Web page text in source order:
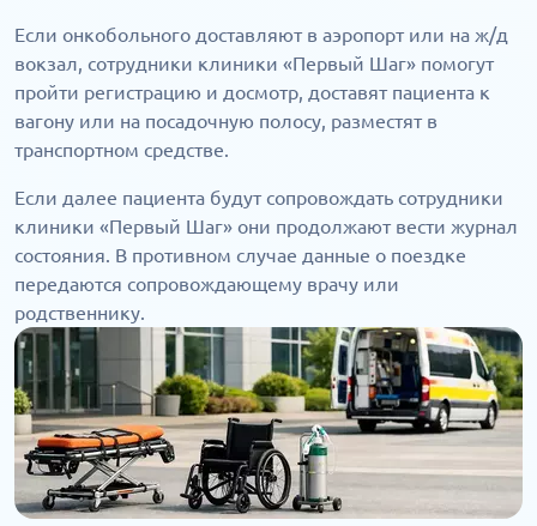
Если онкобольного доставляют в аэропорт или на ж/д
вокзал, сотрудники клиники «Первый Шаг» помогут
пройти регистрацию и досмотр, доставят пациента к
вагону или на посадочную полосу, разместят в
транспортном средстве.
Если далее пациента будут сопровождать сотрудники
клиники «Первый Шаг» они продолжают вести журнал
состояния. В противном случае данные о поездке
передаются сопровождающему врачу или
родственнику.